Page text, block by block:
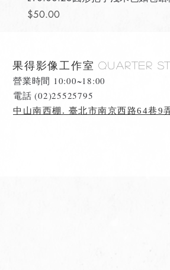
價格
$50.00
果得影像工作室Quarter
營業時間 10:00~18:00
​電話 (02)25525795
中山南西棚. 臺北市南京西路64巷9